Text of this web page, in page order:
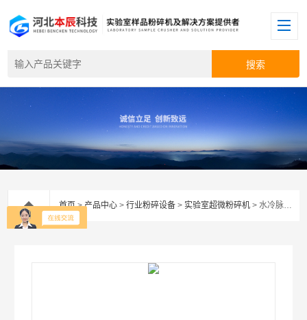
首页>产品中心 >行业粉碎设备 >实验室超微粉碎机 > 水冷脉冲超微粉碎机CW-300S